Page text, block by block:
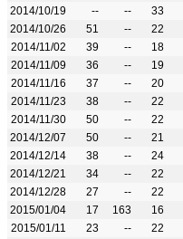
2014/10/19
-- -- 33
2014/10/26
51 -- 22
2014/11/02
39 -- 18
2014/11/09
36 -- 19
2014/11/16
37 -- 20
2014/11/23
38 -- 22
2014/11/30
50 -- 22
2014/12/07
50 -- 21
2014/12/14
38 -- 24
2014/12/21
34 -- 22
2014/12/28
27 -- 22
2015/01/04
17 163 16
2015/01/11
23 -- 22